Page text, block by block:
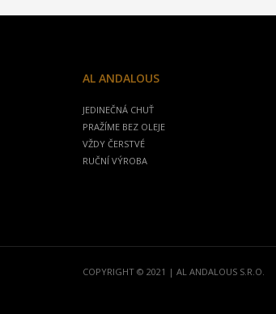
AL ANDALOUS
JEDINEČNÁ CHUŤ
PRAŽÍME BEZ OLEJE
VŽDY ČERSTVÉ
RUČNÍ VÝROBA
COPYRIGHT © 2021 | AL ANDALOUS S.R.O.